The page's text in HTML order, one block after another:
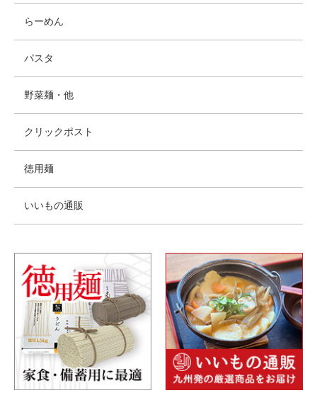
らーめん
パスタ
野菜麺・他
クリックポスト
徳用麺
いいもの通販